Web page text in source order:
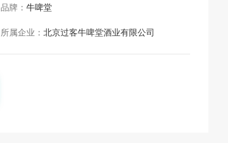
品牌： 牛啤堂
所属企业： 北京过客牛啤堂酒业有限公司